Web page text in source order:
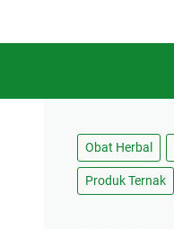
Obat Herbal
Produk Ternak